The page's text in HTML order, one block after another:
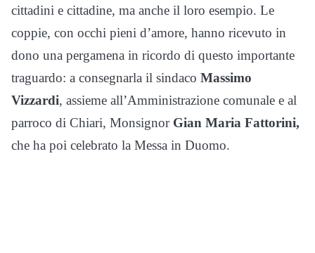
cittadini e cittadine, ma anche il loro esempio. Le
coppie, con occhi pieni d’amore, hanno ricevuto in
dono una pergamena in ricordo di questo importante
traguardo: a consegnarla il sindaco Massimo
Vizzardi, assieme all’Amministrazione comunale e al
parroco di Chiari, Monsignor Gian Maria Fattorini,
che ha poi celebrato la Messa in Duomo.